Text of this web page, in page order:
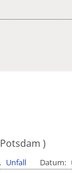
Potsdam
Unfall Datum